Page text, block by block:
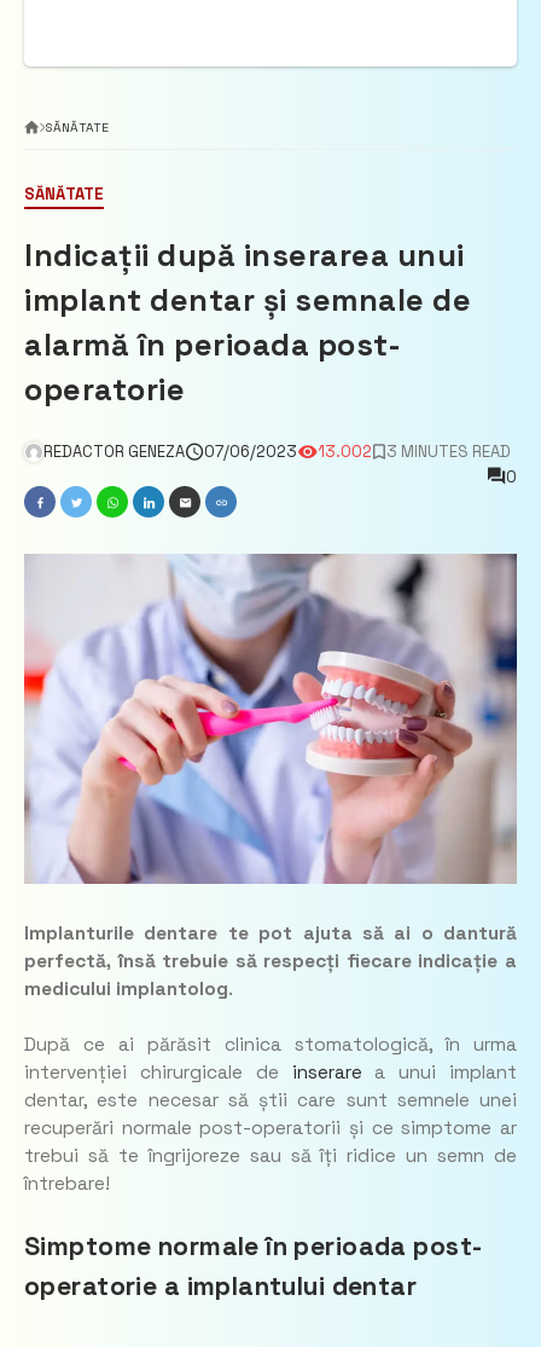
SĂNĂTATE
SĂNĂTATE
Indicații după inserarea unui
implant dentar și semnale de
alarmă în perioada post-
operatorie
REDACTOR GENEZA 07/06/2023 13.002
3 MINUTES READ
0
Implanturile dentare te pot ajuta să ai o dantură
perfectă, însă trebuie să respecți fiecare indicație a
medicului implantolog.
După ce ai părăsit clinica stomatologică, în urma
intervenției chirurgicale de inserare a unui implant
dentar, este necesar să știi care sunt semnele unei
recuperări normale post-operatorii și ce simptome ar
trebui să te îngrijoreze sau să îți ridice un semn de
întrebare!
Simptome normale în perioada post-
operatorie a implantului dentar